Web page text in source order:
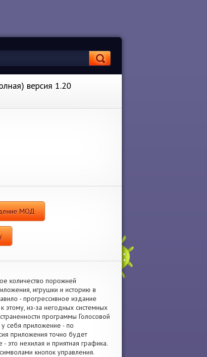
версия 1.20
МОД
количество порожней
игрушки и историю в
- прогрессивное издание
этому, из-за негодных системных
программы Голосовой
себя приложение - по
приложения точно будет
это нехилая и приятная графика.
кнопок управления.